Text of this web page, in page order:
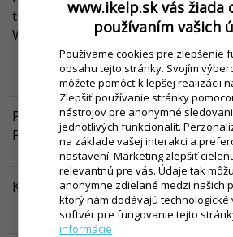
tlačiarne pre iKelp Pokladňa na
Windows
Návod pre nastavenie registračnej
tlačiarne pre iKelp Pokladňu v aplikácii
pre konfiguráciu zariadenia v operačnom
POS Manažér - Platobný terminál
Pokladňa
Návod popisuje nastavenie platobného
Konfigurácia zariadení Besteron v
V tomto návode je popísané nastavenie
zariadení Besteron pre iKelp POS Mobile
www.ikelp.sk vás žiada
používaním vašich
Používame cookies pre zlepšenie
obsahu tejto stránky. Svojím
môžete pomôcť k lepšej realizácii
Zlepšiť používanie stránky
nástrojov pre anonymné
jednotlivých funkcionalít.
na základe vašej interakci a
nastavení. Marketing zlepšiť
relevantnú pre vás. Údaje tak
anonymne zdielané medzi našich
ktorý nám dodávajú technologické
softvér pre fungovanie tejto
informácie